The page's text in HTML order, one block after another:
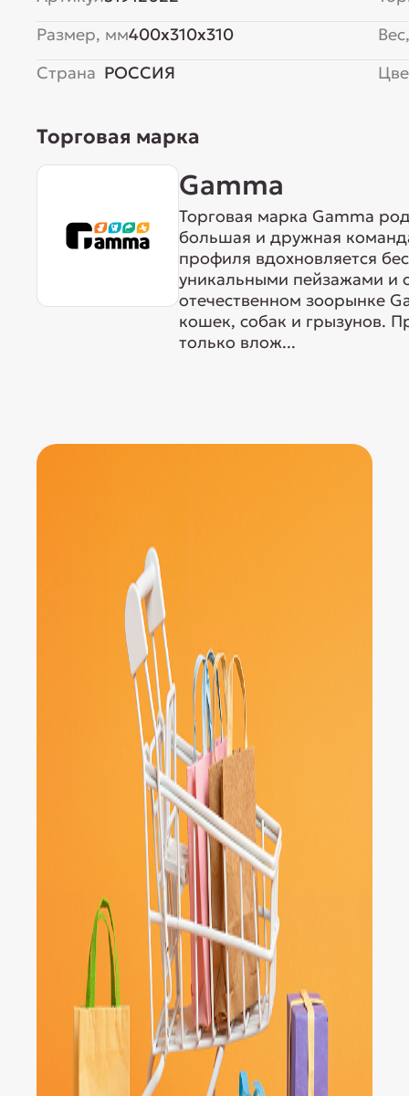
Размер, мм400x310x310
Страна РОССИЯ
Торговая марка
Gamma
Торговая марка Gamma
большая и дружная
профиля вдохновляется
уникальными пейзажами и
отечественном зоорынке
кошек, собак и грызунов.
только влож...